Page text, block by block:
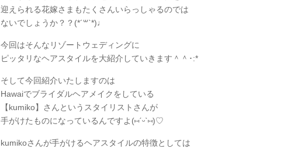
迎えられる花嫁さまもたくさんいらっしゃるのでは
ないでしょうか？？(*´꒳`*)♩
今回はそんなリゾートウェディングに
ピッタリなヘアスタイルを大紹介していきます＾＾･:*
そして今回紹介いたしますのは
Hawaiでブライダルヘアメイクをしている
【kumiko】さんというスタイリストさんが
手がけたものになっているんですよ(⑅ˊᵕˋ⑅)♡
kumikoさんが手がけるヘアスタイルの特徴としては